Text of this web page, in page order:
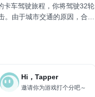
卡车驾驶旅程，你将驾驶32轮
由于城市交通的原因，合理
Hi，Tapper
邀请你为游戏打个分吧～